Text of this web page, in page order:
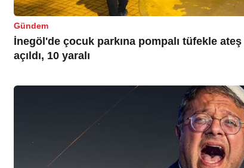
Gündem
İnegöl'de çocuk parkına pompalı tüfekle ateş
açıldı, 10 yaralı